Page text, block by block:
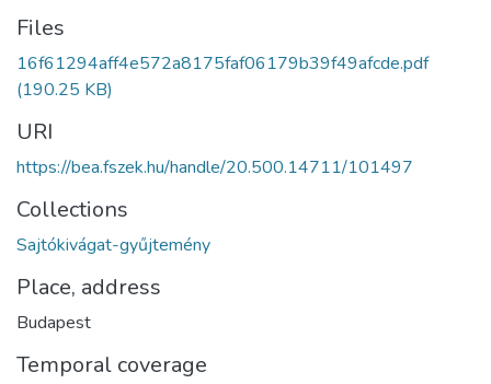
Files
16f61294aff4e572a8175faf06179b39f49afcde.pdf
(190.25 KB)
URI
https://bea.fszek.hu/handle/20.500.14711/101497
Collections
Sajtókivágat-gyűjtemény
Place, address
Budapest
Temporal coverage